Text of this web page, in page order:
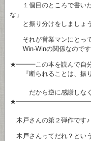
１個目のところで書いた
な」
と振り分けをしましょう
それが営業マンにとって
Win-Winの関係なのです
★━━━この本を読んで
『断られることは、振り
だから逆に感謝しなく
木戸さんの第２弾作です♪
木戸さんってだれ？とい